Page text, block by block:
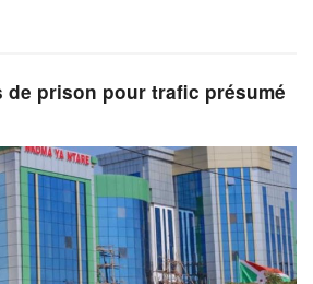
de prison pour trafic présumé